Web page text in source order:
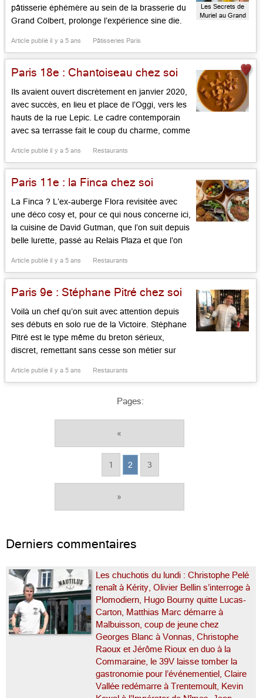
pâtisserie éphémère au sein de la brasserie du
Grand Colbert, prolonge l’expérience sine die.
», cette auvergnate de Clermont-Ferrand, major
de promotion à l’école nationale de pâtisserie
[…]...
Article publié il y a 5 ans Pâtisseries Paris
Les Secrets de
Muriel au Grand
Paris 18e : Chantoiseau chez soi
Ils avaient ouvert discrètement en janvier 2020,
avec succès, en lieu et place de l’Oggi, vers les
hauts de la rue Lepic. Le cadre contemporain
avec sa terrasse fait le coup du charme, comme
ancien l’un de l’Agapé et de Servan, l’autre de
Pierre Gagnaire (5 ans […]...
Article publié il y a 5 ans Restaurants
Paris 11e : la Finca chez soi
La Finca ? L’ex-auberge Flora revisitée avec
une déco cosy et, pour ce qui nous concerne ici,
la cuisine de David Gutman, que l’on suit depuis
belle lurette, passé au Relais Plaza et que l’on
au Carton Rouge et au Café Jamin, qui sait
jouer de tous les bons […]...
Article publié il y a 5 ans Restaurants
Paris 9e : Stéphane Pitré chez soi
Voilà un chef qu’on suit avec attention depuis
ses débuts en solo rue de la Victoire. Stéphane
Pitré est le type même du breton sérieux,
discret, remettant sans cesse son métier sur
Louis, et son bistrot tout voisin dédié aux bons
Article publié il y a 5 ans Restaurants
Pages:
«
1 2 3
»
Derniers commentaires
Les chuchotis du lundi : Christophe Pelé
renaît à Kérity, Olivier Bellin s’interroge à
Plomodiern, Hugo Bourny quitte Lucas-
Carton, Matthias Marc démarre à
Malbuisson, coup de jeune chez
Georges Blanc à Vonnas, Christophe
Raoux et Jérôme Rioux en duo à la
Commaraine, le 39V laisse tomber la
gastronomie pour l’événementiel, Claire
Vallée redémarre à Trentemoult, Kevin